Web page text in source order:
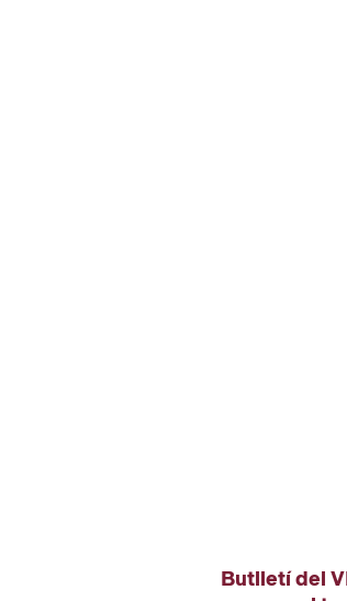
Butlletí del